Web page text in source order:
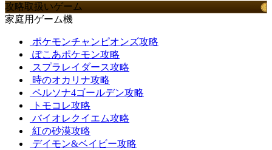
攻略取扱いゲーム
家庭用ゲーム機
ポケモンチャンピオンズ攻略
ぽこあポケモン攻略
スプラレイダース攻略
時のオカリナ攻略
ペルソナ4ゴールデン攻略
トモコレ攻略
バイオレクイエム攻略
紅の砂漠攻略
デイモン&ベイビー攻略